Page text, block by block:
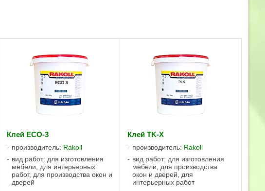
Клей ECO-3
производитель: Rakoll
вид работ: для изготовления
мебели, для интерьерных
работ, для производства окон и
дверей
Клей TK-X
производитель: Rakoll
вид работ: для изготовления
мебели, для производства
окон и дверей, для
интерьерных работ